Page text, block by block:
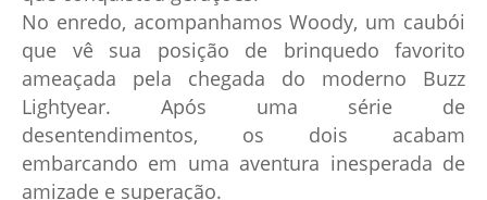
No enredo, acompanhamos Woody, um caubói
que vê sua posição de brinquedo favorito
ameaçada pela chegada do moderno Buzz
Lightyear. Após uma série de
desentendimentos, os dois acabam
embarcando em uma aventura inesperada de
amizade e superação.